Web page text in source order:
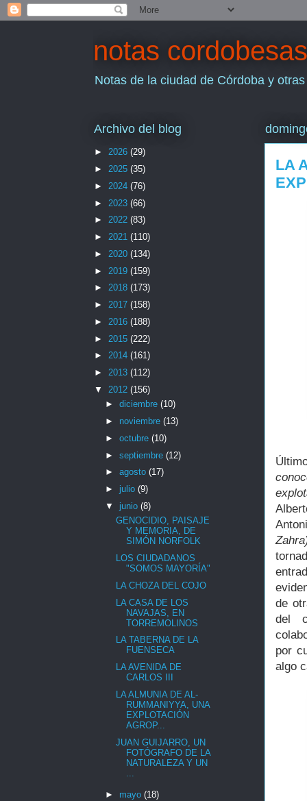
notas cordobesas
Notas de la ciudad de Córdoba y
LA
de
del
por
algo
Archivo del blog
► 2026 (29)
► 2025 (35)
► 2024 (76)
► 2023 (66)
► 2022 (83)
► 2021 (110)
► 2020 (134)
► 2019 (159)
► 2018 (173)
► 2017 (158)
► 2016 (188)
► 2015 (222)
► 2014 (161)
► 2013 (112)
▼ 2012 (156)
► diciembre (10)
► noviembre (13)
► octubre (10)
► septiembre (12)
► agosto (17)
► julio (9)
▼ junio (8)
GENOCIDIO, PAISAJE
Y MEMORIA, DE
SIMÓN NORFOLK
LOS CIUDADANOS
"SOMOS MAYORÍA"
LA CHOZA DEL COJO
LA CASA DE LOS
NAVAJAS, EN
TORREMOLINOS
LA TABERNA DE LA
FUENSECA
LA AVENIDA DE
CARLOS III
LA ALMUNIA DE AL-
RUMMANIYYA, UNA
EXPLOTACIÓN
AGROP...
JUAN GUIJARRO, UN
FOTÓGRAFO DE LA
NATURALEZA Y UN
► mayo (18)